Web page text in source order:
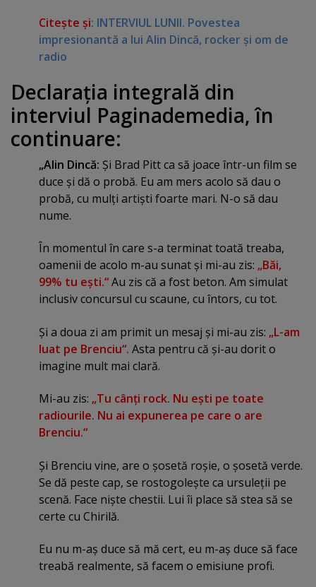
Citeşte şi: INTERVIUL LUNII. Povestea
impresionantă a lui Alin Dincă, rocker şi om de
radio
Declaraţia integrală din
interviul Paginademedia, în
continuare:
„Alin Dincă: Şi Brad Pitt ca să joace într-un film se
duce şi dă o probă. Eu am mers acolo să dau o
probă, cu mulţi artişti foarte mari. N-o să dau
nume.
În momentul în care s-a terminat toată treaba,
oamenii de acolo m-au sunat şi mi-au zis: „Băi,
99% tu eşti.“Au zis că a fost beton. Am simulat
inclusiv concursul cu scaune, cu întors, cu tot.
Şi a doua zi am primit un mesaj şi mi-au zis: „L-am
luat pe Brenciu“. Asta pentru că şi-au dorit o
imagine mult mai clară.
Mi-au zis: „Tu cânţi rock. Nu eşti pe toate
radiourile. Nu ai expunerea pe care o are
Brenciu.“
Şi Brenciu vine, are o şosetă roşie, o şosetă verde.
Se dă peste cap, se rostogoleşte ca ursuleţii pe
scenă. Face nişte chestii. Lui îi place să stea să se
certe cu Chirilă.
Eu nu m-aş duce să mă cert, eu m-aş duce să face
treabă realmente, să facem o emisiune profi.